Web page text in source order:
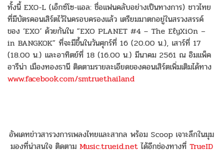
ทั้งนี้ EXO-L (เอ็กซ์โซ-แอล: ชื่อแฟนคลับอย่างเป็นทางการ) ชาวไทย
ที่มีบัตรคอนเสิร์ตไว้ในครอบครองแล้ว เตรียมมาตกอยู่ในสรวงสรรค์
ของ ‘EXO’ ด้วยกันใน “EXO PLANET #4 – The EℓyXiOn –
in BANGKOK” ที่จะมีขึ้นในวันศุกร์ที่ 16 (20.00 น.), เสาร์ที่ 17
(18.00 น.) และอาทิตย์ที่ 18 (16.00 น.) มีนาคม 2561 ณ อิมแพ็ค
อารีน่า เมืองทองธานี ติดตามรายละเอียดของคอนเสิร์ตเพิ่มเติมได้ทาง
www.facebook.com/smtruethailand
อัพเดทข่าวสารวงการเพลงไทยและสากล พร้อม Scoop เจาะลึกในมุม
มองที่น่าสนใจ ติดตาม Music.trueid.netได้อีกช่องทางที่ TrueID